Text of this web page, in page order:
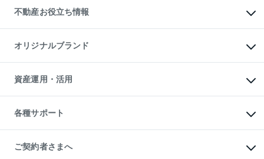
貸すガイド
事業用不動産
マンション投資
投資用マンション
アパート経営
収益物件
ビル購入（ビル一棟）
投資用不動産の売却査定
事業用不動産の売却査定
不動産お役立ち情報
マンションライブラリー
人気マンションランキング
暮らしに役立つ不動産メディア
不動産相場・不動産価格情報
不動産コラム・ニュース
不動産用語集
不動産なんでもネット相談室
住まいの税金
オリジナルブランド
一棟リノベーションマンション
L`GENTE（ルジェンテ）
区分リノベーションマンション
投資用一棟レジデンスWELL
不動産小口投資
LEGACIA（レガシア）
資産運用・活用
不動産M&A
アセットマネジメント・出資
各種サポート
相続サポート
リフォームサポート
ご契約者さまへ